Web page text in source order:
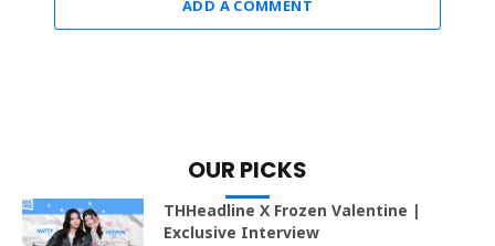
ADD A COMMENT
OUR PICKS
THHeadline X Frozen Valentine |
Exclusive Interview